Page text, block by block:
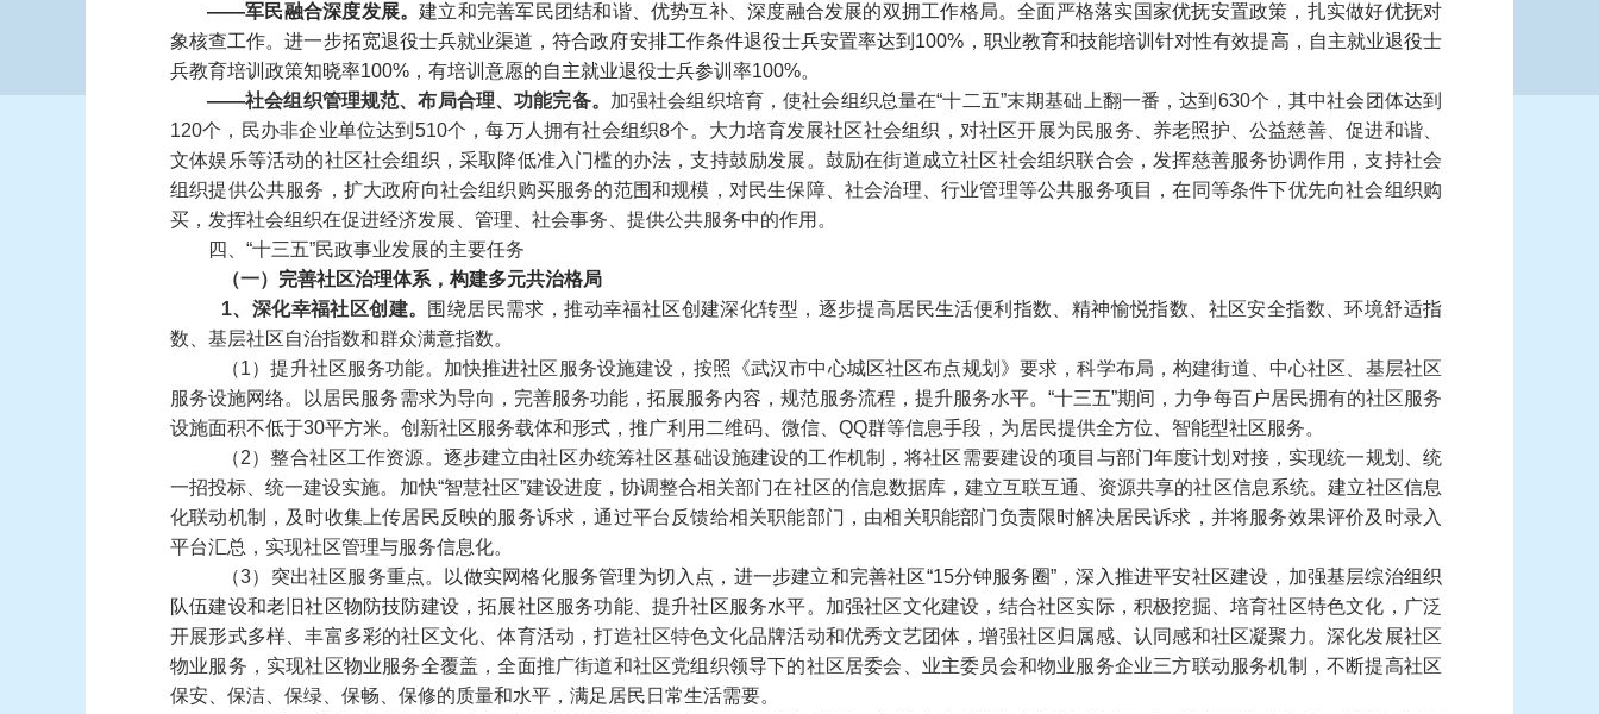
——军民融合深度发展。建立和完善军民团结和谐、优势互补、深度融合发展的双拥工作格局。全面严格落实国家优抚安置政策，扎实做好优抚对
象核查工作。进一步拓宽退役士兵就业渠道，符合政府安排工作条件退役士兵安置率达到100%，职业教育和技能培训针对性有效提高，自主就业退役士
兵教育培训政策知晓率100%，有培训意愿的自主就业退役士兵参训率100%。
——社会组织管理规范、布局合理、功能完备。 加强社会组织培育，使社会组织总量在“十二五”末期基础上翻一番，达到630个，其中社会团体达到
120个，民办非企业单位达到510个，每万人拥有社会组织8个。大力培育发展社区社会组织，对社区开展为民服务、养老照护、公益慈善、促进和谐、
文体娱乐等活动的社区社会组织，采取降低准入门槛的办法，支持鼓励发展。鼓励在街道成立社区社会组织联合会，发挥慈善服务协调作用，支持社会
组织提供公共服务，扩大政府向社会组织购买服务的范围和规模，对民生保障、社会治理、行业管理等公共服务项目，在同等条件下优先向社会组织购
买，发挥社会组织在促进经济发展、管理、社会事务、提供公共服务中的作用。
四、“十三五”民政事业发展的主要任务
（一） 完善社区治理体系，构建多元共治格局
1、深化幸福社区创建。 围绕居民需求，推动幸福社区创建深化转型，逐步提高居民生活便利指数、精神愉悦指数、社区安全指数、环境舒适指
数、基层社区自治指数和群众满意指数。
（1）提升社区服务功能。加快推进社区服务设施建设，按照《武汉市中心城区社区布点规划》要求，科学布局，构建街道、中心社区、基层社区
服务设施网络。以居民服务需求为导向，完善服务功能，拓展服务内容，规范服务流程，提升服务水平。“十三五”期间，力争每百户居民拥有的社区服务
设施面积不低于30平方米。创新社区服务载体和形式，推广利用二维码、微信、QQ群等信息手段，为居民提供全方位、智能型社区服务。
（2）整合社区工作资源。逐步建立由社区办统筹社区基础设施建设的工作机制，将社区需要建设的项目与部门年度计划对接，实现统一规划、统
一招投标、统一建设实施。加快“智慧社区”建设进度，协调整合相关部门在社区的信息数据库，建立互联互通、资源共享的社区信息系统。建立社区信息
化联动机制，及时收集上传居民反映的服务诉求，通过平台反馈给相关职能部门，由相关职能部门负责限时解决居民诉求，并将服务效果评价及时录入
平台汇总，实现社区管理与服务信息化。
（3）突出社区服务重点。
以做实网格化服务管理为切入点，进一步建立和完善社区“15分钟服务圈”，深入推进平安社区建设，加强基层综治组织
队伍建设和老旧社区物防技防建设，拓展社区服务功能、提升社区服务水平。 加强社区文化建设，结合社区实际，积极挖掘、培育社区特色文化，广泛
开展形式多样、丰富多彩的社区文化、体育活动，打造社区特色文化品牌活动和优秀文艺团体，增强社区归属感、认同感和社区凝聚力。深化发展社区
物业服务，实现社区物业服务全覆盖，全面推广街道和社区党组织领导下的社区居委会、业主委员会和物业服务企业三方联动服务机制，不断提高社区
保安、保洁、保绿、保畅、保修的质量和水平，满足居民日常生活需要。